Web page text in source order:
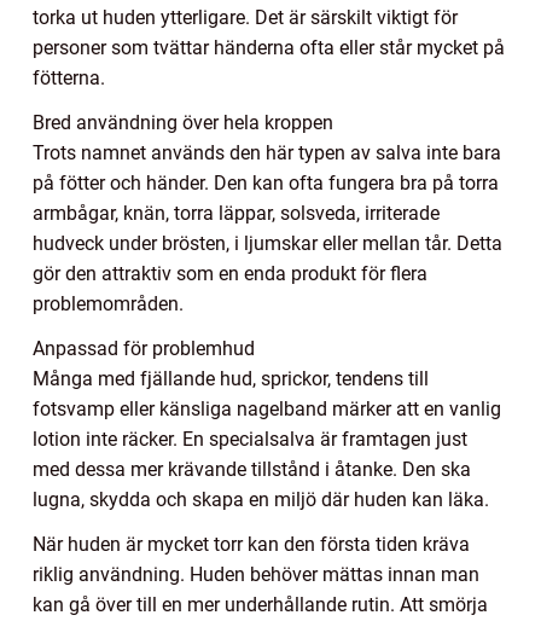
torka ut huden ytterligare. Det är särskilt viktigt för
personer som tvättar händerna ofta eller står mycket på
fötterna.
Bred användning över hela kroppen
Trots namnet används den här typen av salva inte bara
på fötter och händer. Den kan ofta fungera bra på torra
armbågar, knän, torra läppar, solsveda, irriterade
hudveck under brösten, i ljumskar eller mellan tår. Detta
gör den attraktiv som en enda produkt för flera
problemområden.
Anpassad för problemhud
Många med fjällande hud, sprickor, tendens till
fotsvamp eller känsliga nagelband märker att en vanlig
lotion inte räcker. En specialsalva är framtagen just
med dessa mer krävande tillstånd i åtanke. Den ska
lugna, skydda och skapa en miljö där huden kan läka.
När huden är mycket torr kan den första tiden kräva
riklig användning. Huden behöver mättas innan man
kan gå över till en mer underhållande rutin. Att smörja